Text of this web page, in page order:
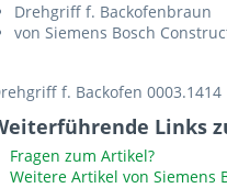
Drehgriff f. Backofenbraun
von Siemens Bosch
f. Backofen 0003.1414
Links
Fragen zum Artikel?
Weitere Artikel von Siemens